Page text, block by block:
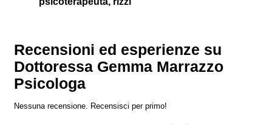
Recensioni ed esperienze su
Dottoressa Gemma Marrazzo
Psicologa
Nessuna recensione. Recensisci per primo!